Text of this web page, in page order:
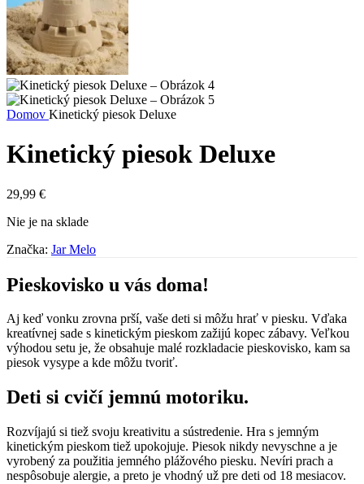
Domov Kinetický piesok Deluxe
Kinetický piesok Deluxe
29,99 €
Nie je na sklade
Značka: Jar Melo
Pieskovisko u vás doma!
Aj keď vonku zrovna prší, vaše deti si môžu hrať v piesku. Vďaka
kreatívnej sade s kinetickým pieskom zažijú kopec zábavy. Veľkou
výhodou setu je, že obsahuje malé rozkladacie pieskovisko, kam sa
piesok vysype a kde môžu tvoriť.
Deti si cvičí jemnú motoriku.
Rozvíjajú si tiež svoju kreativitu a sústredenie. Hra s jemným
kinetickým pieskom tiež upokojuje. Piesok nikdy nevyschne a je
vyrobený za použitia jemného plážového piesku. Nevíri prach a
nespôsobuje alergie, a preto je vhodný už pre deti od 18 mesiacov.